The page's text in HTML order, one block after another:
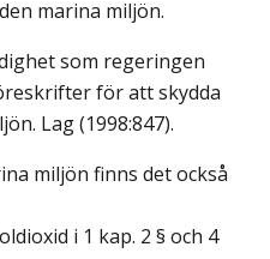
marina miljön.
som regeringen
för att skydda
Lag (1998:847).
miljön finns det också
i 1 kap. 2 § och 4